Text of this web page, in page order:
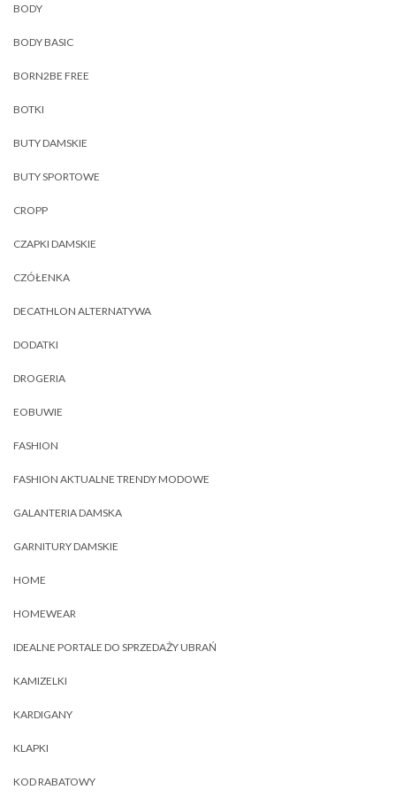
BODY
BODY BASIC
BORN2BE FREE
BOTKI
BUTY DAMSKIE
BUTY SPORTOWE
CROPP
CZAPKI DAMSKIE
CZÓŁENKA
DECATHLON ALTERNATYWA
DODATKI
DROGERIA
EOBUWIE
FASHION
FASHION AKTUALNE TRENDY MODOWE
GALANTERIA DAMSKA
GARNITURY DAMSKIE
HOME
HOMEWEAR
IDEALNE PORTALE DO SPRZEDAŻY UBRAŃ
KAMIZELKI
KARDIGANY
KLAPKI
KOD RABATOWY